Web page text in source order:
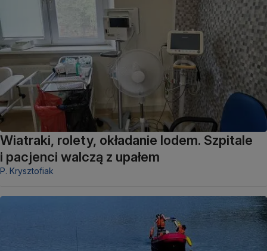
Wiatraki, rolety, okładanie lodem. Szpitale
i pacjenci walczą z upałem
P. Krysztofiak